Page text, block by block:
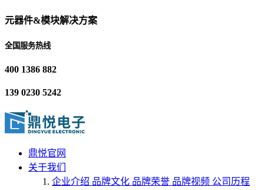
元器件&模块解决方案
全国服务热线
400 1386 882
139 0230 5242
鼎悦官网
关于我们
企业介绍 品牌文化 品牌荣誉 品牌视频 公司历程